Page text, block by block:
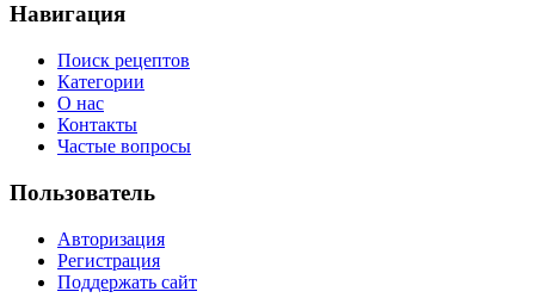
Навигация
Поиск рецептов
Категории
О нас
Контакты
Частые вопросы
Пользователь
Авторизация
Регистрация
Поддержать сайт